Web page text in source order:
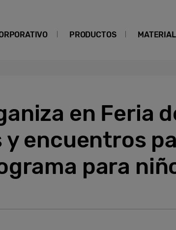
PRODUCTOS
en Feria
encuentros
para